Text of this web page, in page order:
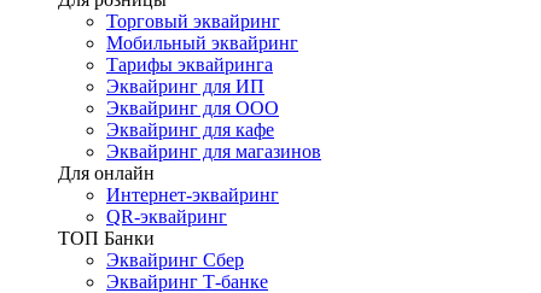
Торговый эквайринг
Мобильный эквайринг
Тарифы эквайринга
Эквайринг для ИП
Эквайринг для ООО
Эквайринг для кафе
Эквайринг для магазинов
Для онлайн
Интернет-эквайринг
QR-эквайринг
ТОП Банки
Эквайринг Сбер
Эквайринг Т-банке